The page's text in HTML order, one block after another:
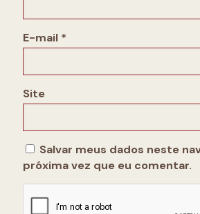
E-mail *
Site
Salvar meus dados neste
próxima vez que eu comentar.